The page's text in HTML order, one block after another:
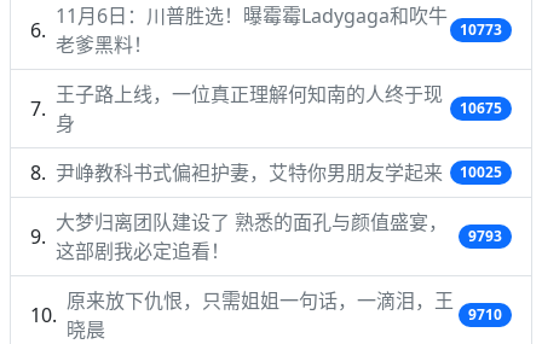
11月6日：川普胜选！曝霉霉Ladygaga和吹牛
老爹黑料！
10773
王子路上线，一位真正理解何知南的人终于现
身
10675
尹峥教科书式偏袒护妻，艾特你男朋友学起来 10025
大梦归离团队建设了 熟悉的面孔与颜值盛宴，
这部剧我必定追看！
9793
原来放下仇恨，只需姐姐一句话，一滴泪，王
晓晨
9710